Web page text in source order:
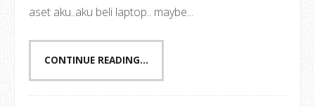
aset aku..aku beli laptop.. maybe...
CONTINUE READING...